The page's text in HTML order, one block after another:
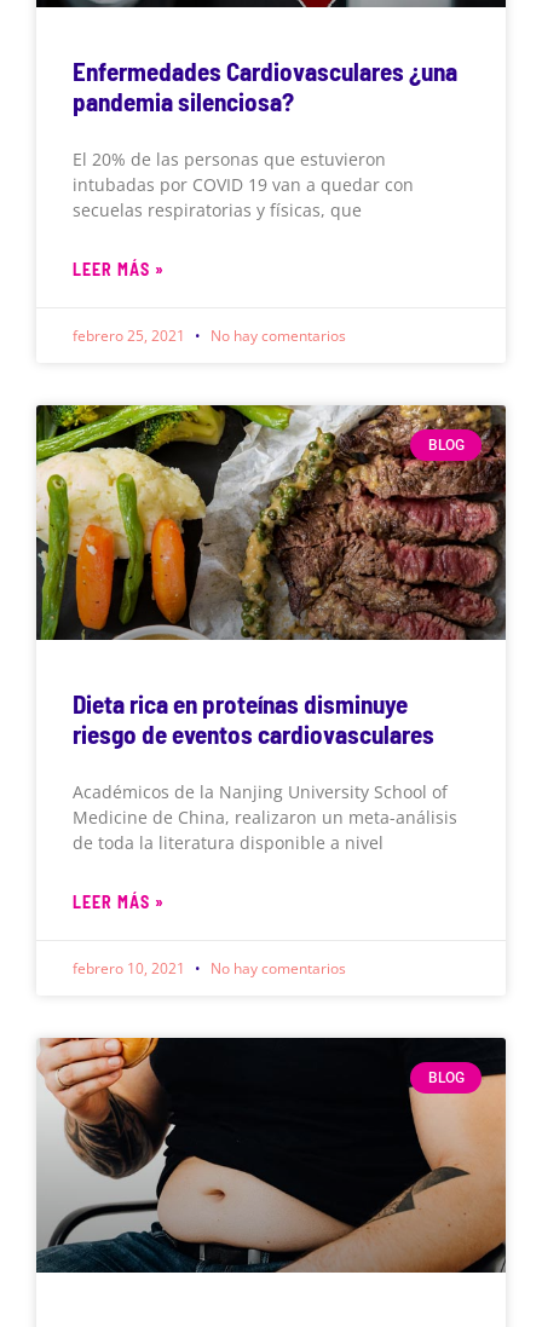
Enfermedades Cardiovasculares ¿una
pandemia silenciosa?
El 20% de las personas que estuvieron
intubadas por COVID 19 van a quedar con
secuelas respiratorias y físicas, que
LEER MÁS »
febrero 25, 2021 No hay comentarios
BLOG
Dieta rica en proteínas disminuye
riesgo de eventos cardiovasculares
Académicos de la Nanjing University School of
Medicine de China, realizaron un meta-análisis
de toda la literatura disponible a nivel
LEER MÁS »
febrero 10, 2021 No hay comentarios
BLOG